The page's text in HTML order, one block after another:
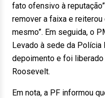
fato ofensivo à
remover a faixa e
mesmo”. Em seguida, o
Levado à sede da Polícia
depoimento e foi
Roosevelt.
Em nota, a PF informou